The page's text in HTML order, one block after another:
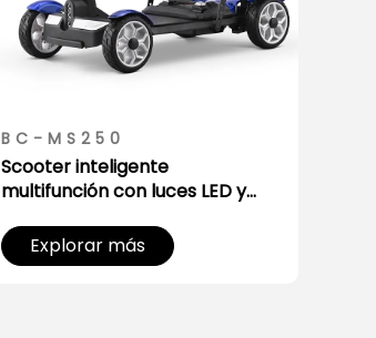
BC-MS250
Scooter inteligente
multifunción con luces LED y
Explorar más